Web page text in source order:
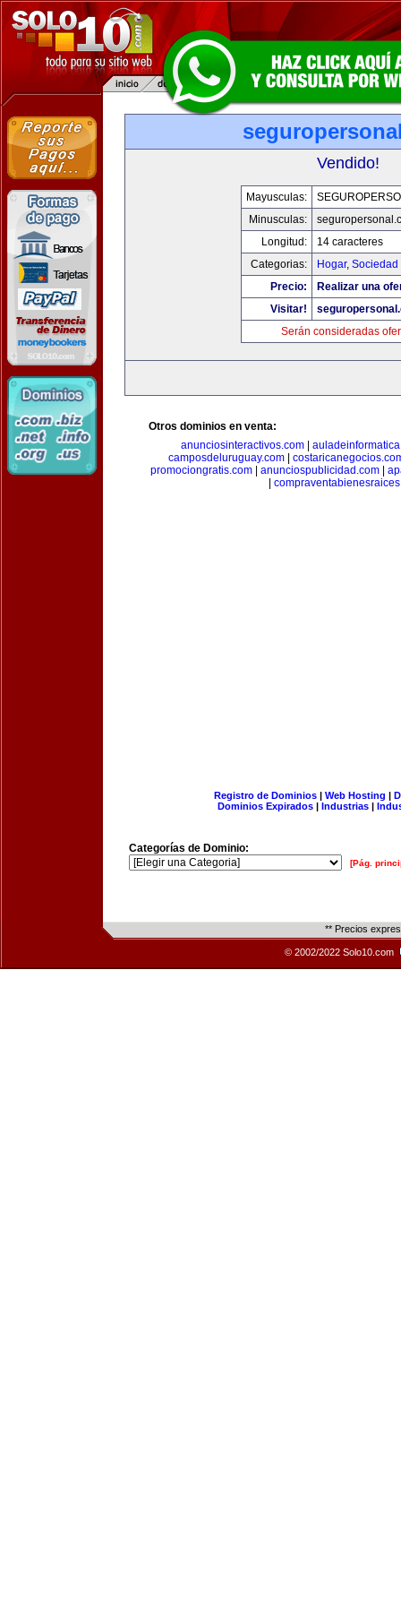
Vendido!
Mayusculas:
Minusculas:
Longitud:
14 caracteres
Categorias:
Hogar, Sociedad
Precio:
Realizar una
Visitar!
Serán consideradas
Otros dominios en venta:
anunciosinteractivos.com|
camposdeluruguay.com|
promociongratis.com
anunciospublicidad.com
Registro de Dominios| Web Hosting |
Dominios Expirados | Industrias |
Categorías de Dominio:
[Pág.
** Precios
© 2002/2022 Solo10.com